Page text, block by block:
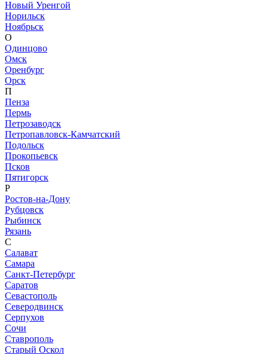
Новый Уренгой
Норильск
Ноябрьск
О
Одинцово
Омск
Оренбург
Орск
П
Пенза
Пермь
Петрозаводск
Петропавловск-Камчатский
Подольск
Прокопьевск
Псков
Пятигорск
Р
Ростов-на-Дону
Рубцовск
Рыбинск
Рязань
С
Салават
Самара
Санкт-Петербург
Саратов
Севастополь
Северодвинск
Серпухов
Сочи
Ставрополь
Старый Оскол